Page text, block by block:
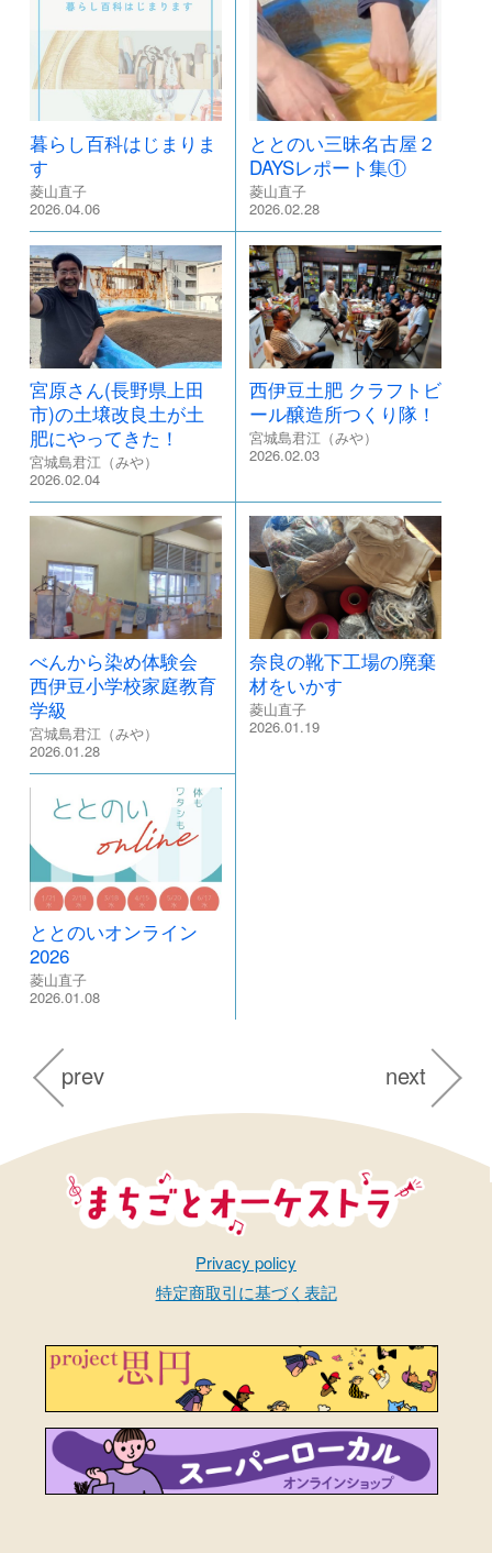
暮らし百科はじまりま
す
菱山直子
2026.04.06
ととのい三昧名古屋２
DAYSレポート集①
菱山直子
2026.02.28
宮原さん(長野県上田
市)の土壌改良土が土
肥にやってきた！
宮城島君江（みや）
2026.02.04
西伊豆土肥 クラフトビ
ール醸造所つくり隊！
宮城島君江（みや）
2026.02.03
べんから染め体験会
西伊豆小学校家庭教育
学級
宮城島君江（みや）
2026.01.28
奈良の靴下工場の廃棄
材をいかす
菱山直子
2026.01.19
ととのいオンライン
2026
菱山直子
2026.01.08
prev next
Privacy policy
特定商取引に基づく表記